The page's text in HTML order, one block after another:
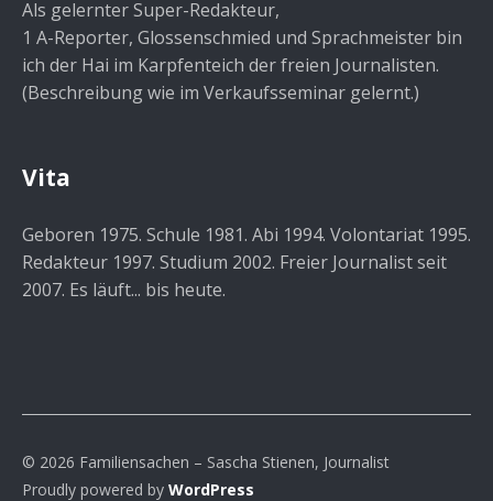
Als gelernter Super-Redakteur,
1 A-Reporter, Glossenschmied und Sprachmeister bin
ich der Hai im Karpfenteich der freien Journalisten.
(Beschreibung wie im Verkaufsseminar gelernt.)
Vita
Geboren 1975. Schule 1981. Abi 1994. Volontariat 1995.
Redakteur 1997. Studium 2002. Freier Journalist seit
2007. Es läuft... bis heute.
© 2026 Familiensachen – Sascha Stienen, Journalist
Proudly powered by WordPress